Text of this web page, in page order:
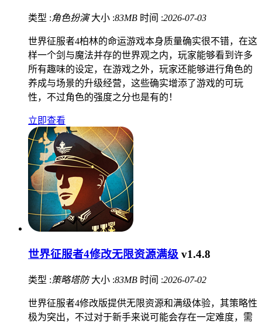
类型 :角色扮演 大小 :83MB 时间 :2026-07-03
世界征服者4柏林的命运游戏本身质量确实很不错，在这
样一个剑与魔法并存的世界观之内，玩家能够看到许多
所有趣味的设定，在游戏之外，玩家还能够进行角色的
养成与场景的升级经营，这些确实增添了游戏的可玩
性，不过角色的强度之分也是有的！
立即查看
世界征服者4修改无限资源满级 v1.4.8
类型 : 策略塔防 大小 :83MB 时间 :2026-07-02
世界征服者4修改版提供无限资源和满级体验，其策略性
极为突出，不过对于新手来说可能会存在一定难度，需